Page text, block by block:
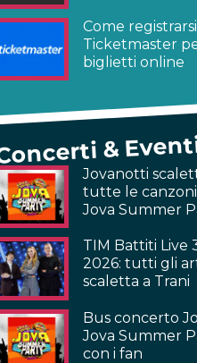
Come
Ticketmaster
biglietti online
&
Jovanotti
tutte le
Jova Summer
TIM Battiti Live
2026: tutti gli
scaletta a Trani
Bus concerto
Jova Summer
con i fan